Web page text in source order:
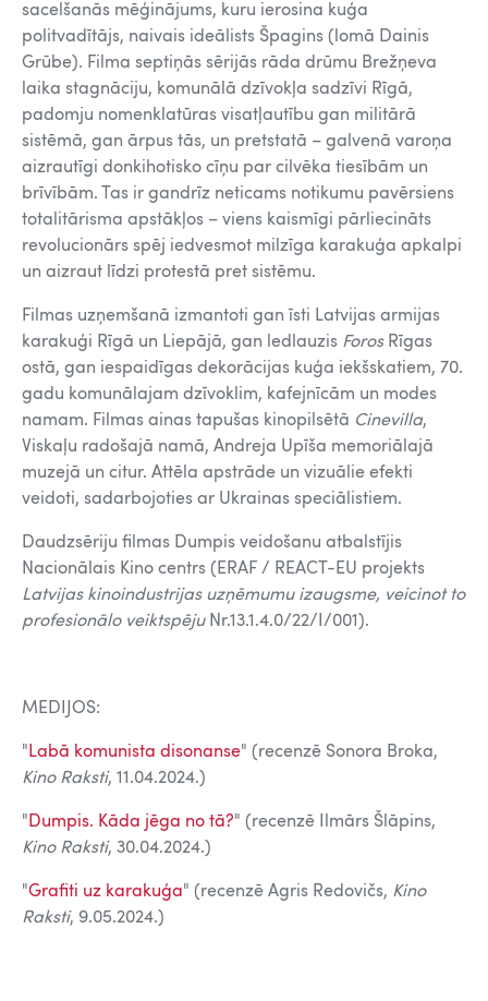
sacelšanās mēģinājums, kuru ierosina kuģa
politvadītājs, naivais ideālists Špagins (lomā Dainis
Grūbe). Filma septiņās sērijās rāda drūmu Brežņeva
laika stagnāciju, komunālā dzīvokļa sadzīvi Rīgā,
padomju nomenklatūras visatļautību gan militārā
sistēmā, gan ārpus tās, un pretstatā – galvenā varoņa
aizrautīgi donkihotisko cīņu par cilvēka tiesībām un
brīvībām. Tas ir gandrīz neticams notikumu pavērsiens
totalitārisma apstākļos – viens kaismīgi pārliecināts
revolucionārs spēj iedvesmot milzīga karakuģa apkalpi
un aizraut līdzi protestā pret sistēmu.
Filmas uzņemšanā izmantoti gan īsti Latvijas armijas
karakuģi Rīgā un Liepājā, gan ledlauzis Foros Rīgas
ostā, gan iespaidīgas dekorācijas kuģa iekšskatiem, 70.
gadu komunālajam dzīvoklim, kafejnīcām un modes
namam. Filmas ainas tapušas kinopilsētā Cinevilla,
Viskaļu radošajā namā, Andreja Upīša memoriālajā
muzejā un citur. Attēla apstrāde un vizuālie efekti
veidoti, sadarbojoties ar Ukrainas speciālistiem.
Daudzsēriju filmas Dumpis veidošanu atbalstījis
Nacionālais Kino centrs (ERAF / REACT-EU projekts
Latvijas kinoindustrijas uzņēmumu izaugsme, veicinot to
profesionālo veiktspējuNr.13.1.4.0/22/I/001).
MEDIJOS:
" Labā komunista disonanse" (recenzē Sonora Broka,
Kino Raksti, 11.04.2024.)
" Dumpis. Kāda jēga no tā?" (recenzē Ilmārs Šlāpins,
Kino Raksti, 30.04.2024.)
"Grafiti uz karakuģa" (recenzē Agris Redovičs, Kino
Raksti, 9.05.2024.)